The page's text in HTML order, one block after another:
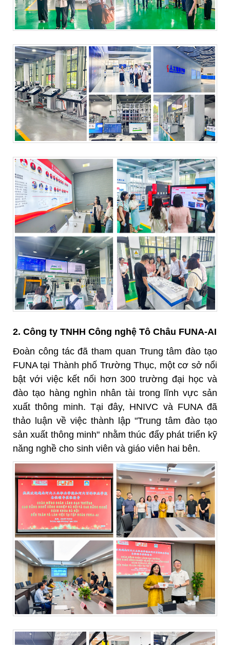
2. Công ty TNHH Công nghệ Tô Châu FUNA-AI
Đoàn công tác đã tham quan Trung tâm đào tạo
FUNA tại Thành phố Trường Thục, một cơ sở nổi
bật với việc kết nối hơn 300 trường đại học và
đào tạo hàng nghìn nhân tài trong lĩnh vực sản
xuất thông minh. Tại đây, HNIVC và FUNA đã
thảo luận về việc thành lập "Trung tâm đào tạo
sản xuất thông minh" nhằm thúc đẩy phát triển kỹ
năng nghề cho sinh viên và giáo viên hai bên.